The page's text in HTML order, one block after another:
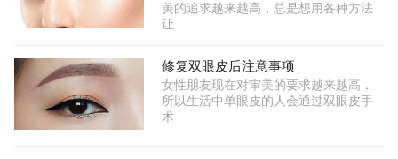
美的追求越来越高，总是想用各种方法
让
修复双眼皮后注意事项
女性朋友现在对审美的要求越来越高，
所以生活中单眼皮的人会通过双眼皮手
术